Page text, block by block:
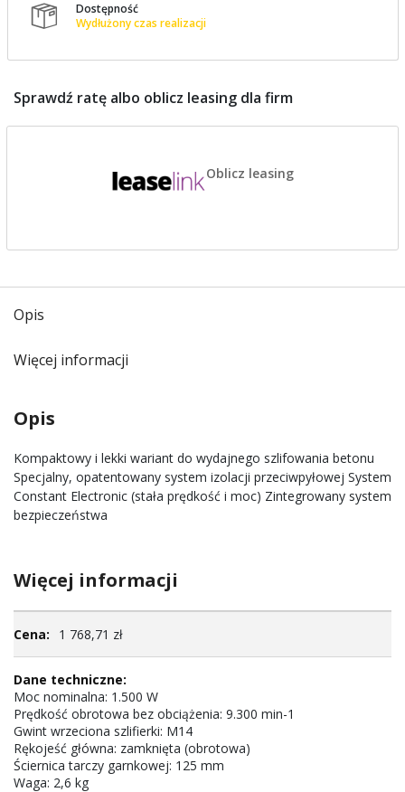

Dostępność
Wydłużony czas realizacji
Sprawdź ratę albo oblicz leasing dla firm
Oblicz leasing
Opis
Więcej informacji
Opis
Kompaktowy i lekki wariant do wydajnego szlifowania betonu
Specjalny, opatentowany system izolacji przeciwpyłowej System
Constant Electronic (stała prędkość i moc) Zintegrowany system
bezpieczeństwa
Więcej informacji
informacji1 768,71 zł
Moc nominalna: 1.500 W
Prędkość obrotowa bez obciążenia: 9.300 min-1
Gwint wrzeciona szlifierki: M14
Rękojeść główna: zamknięta (obrotowa)
Ściernica tarczy garnkowej: 125 mm
Waga: 2,6 kg